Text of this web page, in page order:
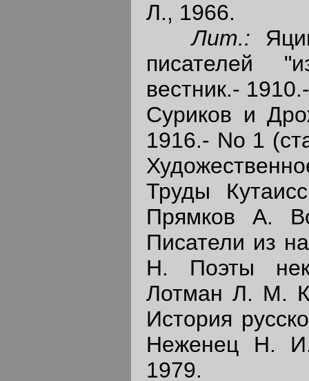
Л., 1966.
Лит.:
писателей
вестник.-
Суриков и
1916.- No 1
Труды
Прямков А.
Писатели из
Н. Поэты
Лотман Л. М.
История
Неженец Н.
1979.